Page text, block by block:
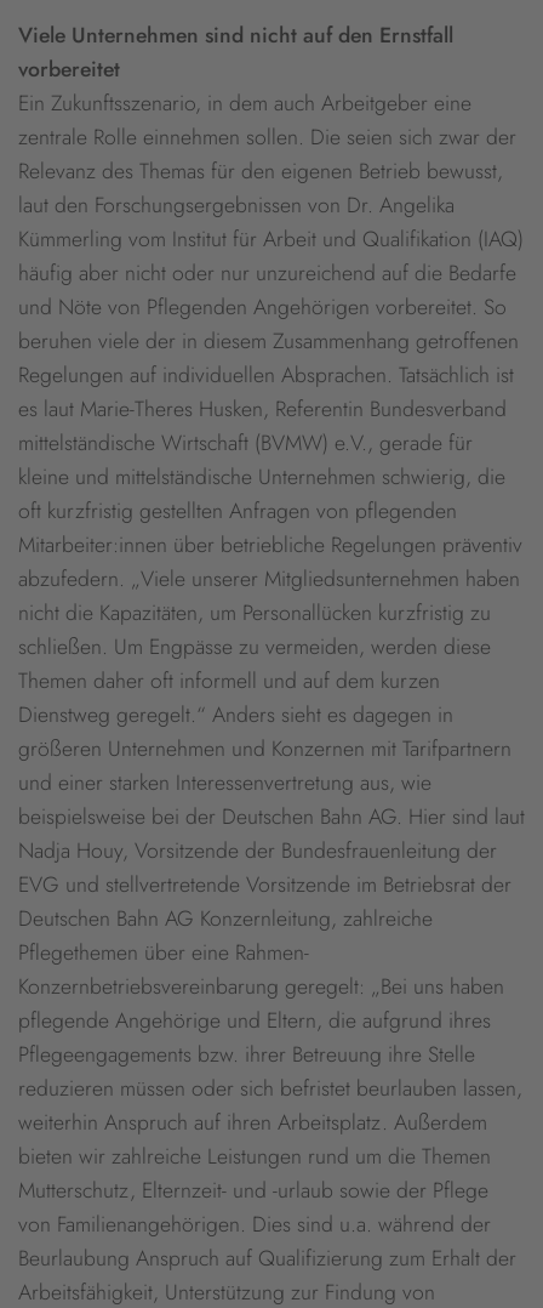
Viele Unternehmen sind nicht auf den Ernstfall
vorbereitet
Ein Zukunftsszenario, in dem auch Arbeitgeber eine
zentrale Rolle einnehmen sollen. Die seien sich zwar der
Relevanz des Themas für den eigenen Betrieb bewusst,
laut den Forschungsergebnissen von Dr. Angelika
Kümmerling vom Institut für Arbeit und Qualifikation (IAQ)
häufig aber nicht oder nur unzureichend auf die Bedarfe
und Nöte von Pflegenden Angehörigen vorbereitet. So
beruhen viele der in diesem Zusammenhang getroffenen
Regelungen auf individuellen Absprachen. Tatsächlich ist
es laut Marie-Theres Husken, Referentin Bundesverband
mittelständische Wirtschaft (BVMW) e.V., gerade für
kleine und mittelständische Unternehmen schwierig, die
oft kurzfristig gestellten Anfragen von pflegenden
Mitarbeiter:innen über betriebliche Regelungen präventiv
abzufedern. „Viele unserer Mitgliedsunternehmen haben
nicht die Kapazitäten, um Personallücken kurzfristig zu
schließen. Um Engpässe zu vermeiden, werden diese
Themen daher oft informell und auf dem kurzen
Dienstweg geregelt.“ Anders sieht es dagegen in
größeren Unternehmen und Konzernen mit Tarifpartnern
und einer starken Interessenvertretung aus, wie
beispielsweise bei der Deutschen Bahn AG. Hier sind laut
Nadja Houy, Vorsitzende der Bundesfrauenleitung der
EVG und stellvertretende Vorsitzende im Betriebsrat der
Deutschen Bahn AG Konzernleitung, zahlreiche
Pflegethemen über eine Rahmen-
Konzernbetriebsvereinbarung geregelt: „Bei uns haben
pflegende Angehörige und Eltern, die aufgrund ihres
Pflegeengagements bzw. ihrer Betreuung ihre Stelle
reduzieren müssen oder sich befristet beurlauben lassen,
weiterhin Anspruch auf ihren Arbeitsplatz. Außerdem
bieten wir zahlreiche Leistungen rund um die Themen
Mutterschutz, Elternzeit- und -urlaub sowie der Pflege
von Familienangehörigen. Dies sind u.a. während der
Beurlaubung Anspruch auf Qualifizierung zum Erhalt der
Arbeitsfähigkeit, Unterstützung zur Findung von